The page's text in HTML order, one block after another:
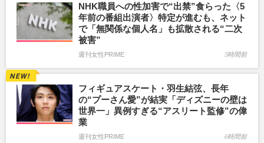
NHK職員への性加害で“出禁”食らった〈5
年前の番組出演者〉特定が進むも、ネット
で「無関係な個人名」も拡散される“二次
被害”
週刊女性PRIME 5時間前
フィギュアスケート・羽生結弦、長年
の“プーさん愛”が結実「ディズニーの壁は
世界一」異例すぎる“アスリート監修”の偉
業
週刊女性PRIME 6時間前